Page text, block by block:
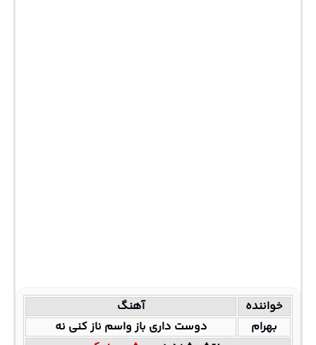
خواننده
آهنگ
بهرام
دوست داری باز واسم ناز کنی نه